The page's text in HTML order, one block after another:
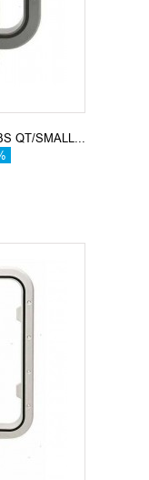
QT/SMALL...